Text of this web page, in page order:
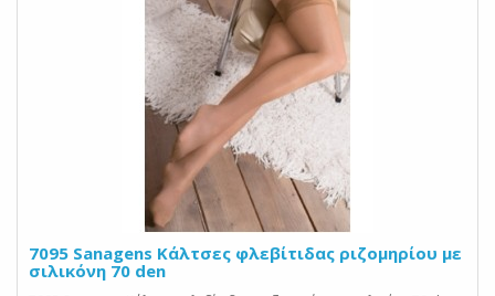
7095 Sanagens Κάλτσες φλεβίτιδας ριζομηρίου με
σιλικόνη 70 den